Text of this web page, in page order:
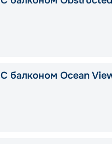
С балконом Ocean